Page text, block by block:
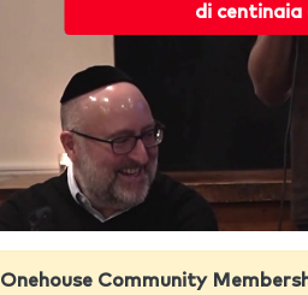
di centinaia
Onehouse Community